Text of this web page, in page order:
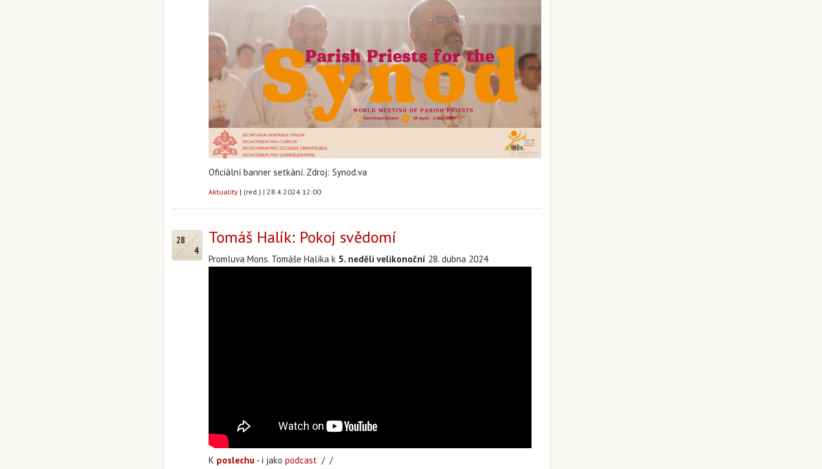
Oficiální banner setkání. Zdroj: Synod.va
Aktuality | (red.) | 28.4.2024 12:00
28
4
Tomáš Halík: Pokoj svědomí
Promluva Mons. Tomáše Halíka k 5. neděli velikonoční 28. dubna 2024
K poslechu - i jako podcast / /